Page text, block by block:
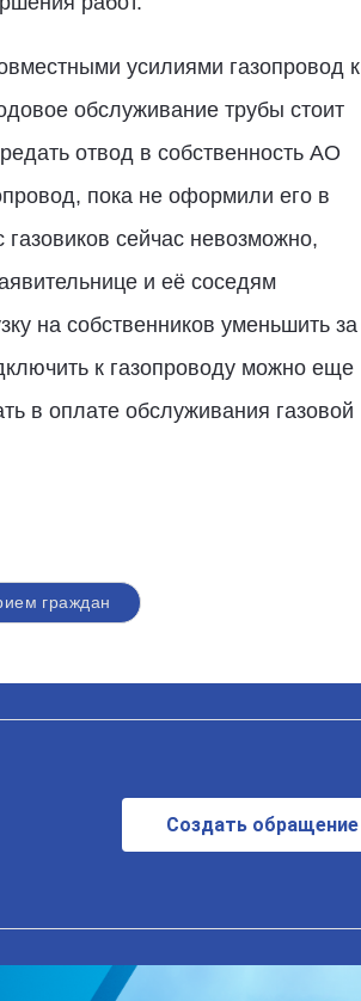
усилиями газопровод к
обслуживание трубы стоит
отвод в собственность АО
пока не оформили его в
сейчас невозможно,
и её соседям
на собственников уменьшить за
к газопроводу можно еще
в оплате обслуживания газовой
граждан
Создать обращение